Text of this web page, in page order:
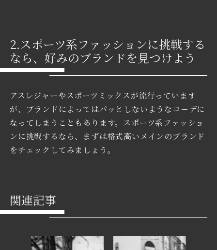
2.スポーツ系ファッションに挑戦する
なら、好みのブランドを見つけよう
アスレジャーやスポーツミックスが流行っています
が、ブランドによってはパッとしないようなコーデに
なってしまうこともあります。スポーツ系ファッショ
ンに挑戦するなら、まずは格式高いメインのブランド
をチェックしてみましょう。
関連記事